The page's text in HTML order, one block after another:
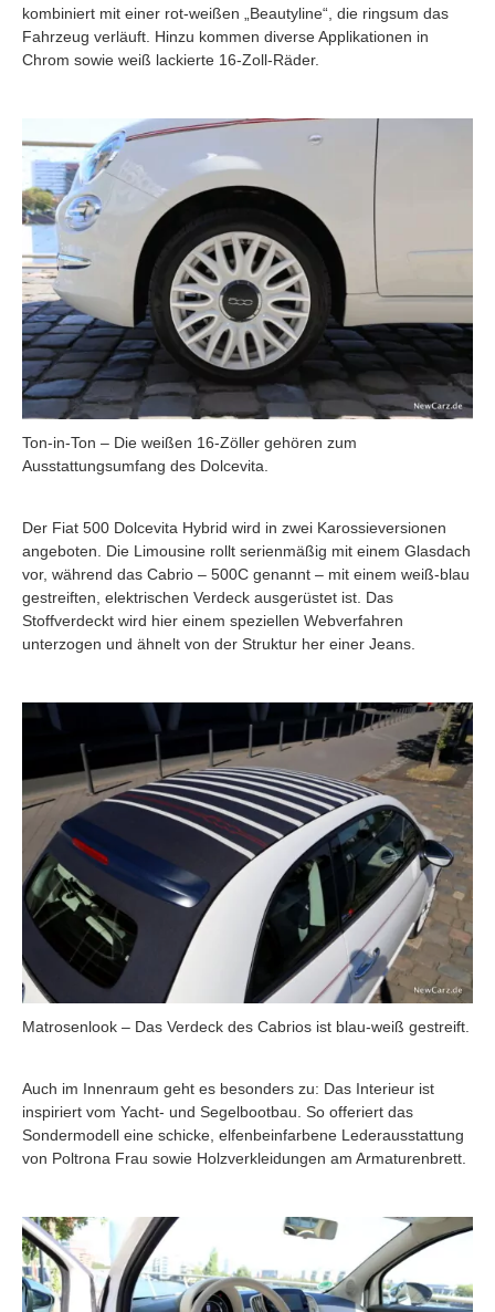
kombiniert mit einer rot-weißen „Beautyline“, die ringsum das
Fahrzeug verläuft. Hinzu kommen diverse Applikationen in
Chrom sowie weiß lackierte 16-Zoll-Räder.
Ton-in-Ton – Die weißen 16-Zöller gehören zum
Ausstattungsumfang des Dolcevita.
Der Fiat 500 Dolcevita Hybrid wird in zwei Karossieversionen
angeboten. Die Limousine rollt serienmäßig mit einem Glasdach
vor, während das Cabrio – 500C genannt – mit einem weiß-blau
gestreiften, elektrischen Verdeck ausgerüstet ist. Das
Stoffverdeckt wird hier einem speziellen Webverfahren
unterzogen und ähnelt von der Struktur her einer Jeans.
Matrosenlook – Das Verdeck des Cabrios ist blau-weiß gestreift.
Auch im Innenraum geht es besonders zu: Das Interieur ist
inspiriert vom Yacht- und Segelbootbau. So offeriert das
Sondermodell eine schicke, elfenbeinfarbene Lederausstattung
von Poltrona Frau sowie Holzverkleidungen am Armaturenbrett.